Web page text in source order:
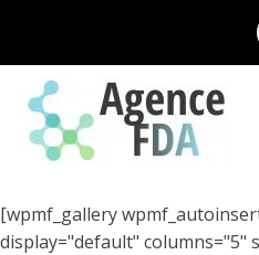
[wpmf_gallery
display="default" columns="5"